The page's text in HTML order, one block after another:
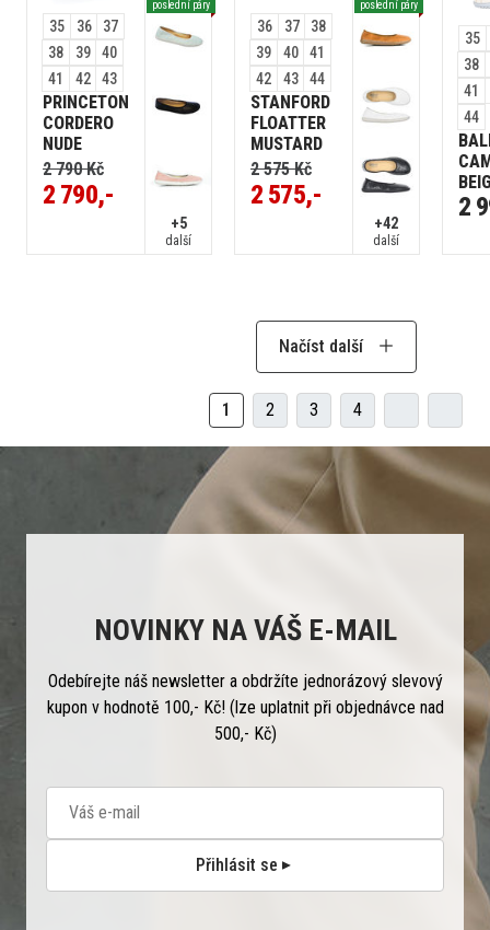
35 36
37
38
39
40
41
42 43
PRINCETON
CORDERO
NUDE
2 790 Kč
2 790,-
poslední páry
+5
další
36 37
38
39
40
41
42
43 44
STANFORD
FLOATTER
MUSTARD
2 575 Kč
2 575,-
poslední páry
+42
další
35
38
41
44
2
Načíst další
1 2 3 4
NOVINKY NA VÁŠ E-MAIL
Odebírejte náš newsletter a obdržíte jednorázový slevový
kupon v hodnotě 100,- Kč! (lze uplatnit při objednávce nad
500,- Kč)
Přihlásit se